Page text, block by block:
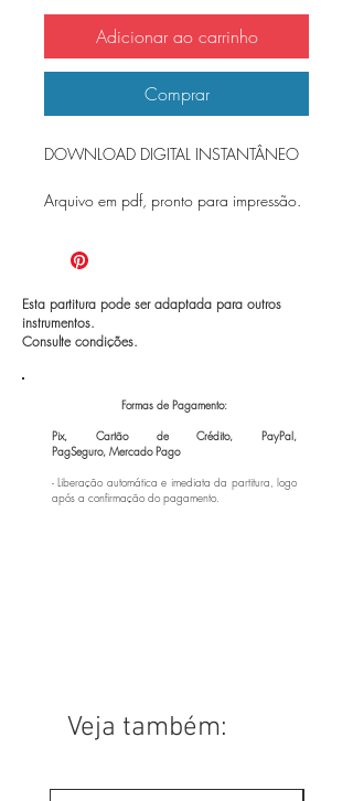
Adicionar ao carrinho
Comprar
DOWNLOAD DIGITAL INSTANTÂNEO
Arquivo em pdf, pronto para impressão.
Esta partitura pode ser adaptada para outros
instrumentos.
Consulte condições.
Formas de Pagamento:
Pix, Cartão de Crédito, PayPal,
PagSeguro, Mercado Pago
- Liberação automática e imediata da partitura, logo
após a confirmação do pagamento.
Veja também: